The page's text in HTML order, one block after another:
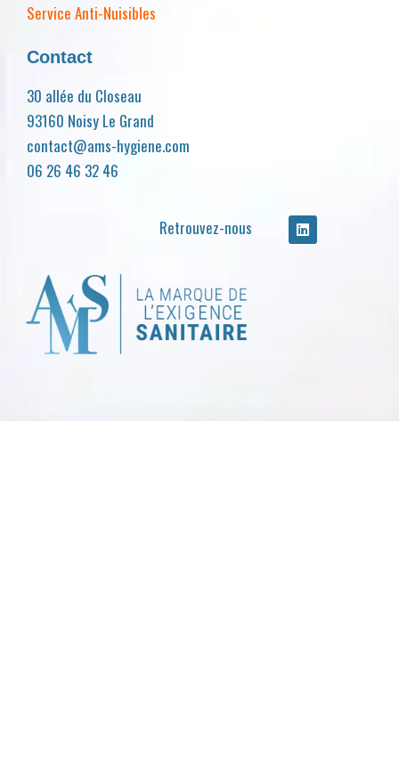
Service Anti-Nuisibles
Contact
30 allée du Closeau
93160 Noisy Le Grand
contact@ams-hygiene.com
06 26 46 32 46
Retrouvez-nous